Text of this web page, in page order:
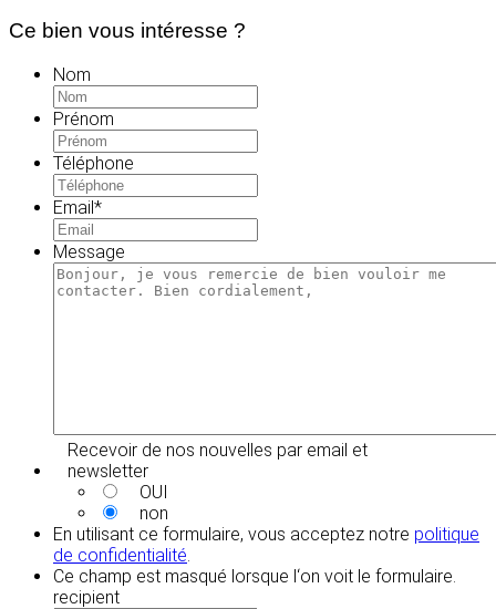
Ce bien vous intéresse ?
Nom
Prénom
Téléphone
Email*
Message
Recevoir de nos nouvelles par email et
newsletter
OUI
non
En utilisant ce formulaire, vous acceptez notre politique
de confidentialité.
Ce champ est masqué lorsque l‘on voit le formulaire.
recipient